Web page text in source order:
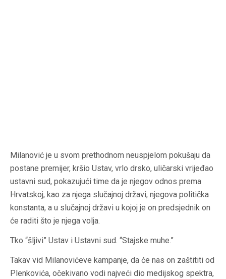
Milanović je u svom prethodnom neuspjelom pokušaju da
postane premijer, kršio Ustav, vrlo drsko, uličarski vrijeđao
ustavni sud, pokazujući time da je njegov odnos prema
Hrvatskoj, kao za njega slučajnoj državi, njegova politička
konstanta, a u slučajnoj državi u kojoj je on predsjednik on
će raditi što je njega volja.
Tko “šljivi” Ustav i Ustavni sud. “Stajske muhe.”
Takav vid Milanovićeve kampanje, da će nas on zaštititi od
Plenkovića, očekivano vodi najveći dio medijskog spektra,